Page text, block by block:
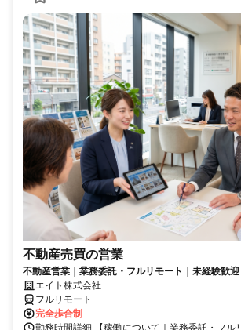
不動産売買の営業
不動産営業｜業務委託・フルリモート｜未経験歓迎
エイト株式会社
フルリモート
完全歩合制
勤務時間詳細 【稼働について｜業務委託・フル